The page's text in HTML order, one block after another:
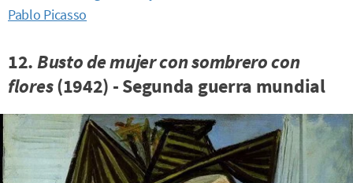
Pablo Picasso
12.Busto de mujer con sombrero con
flores(1942) - Segunda guerra mundial